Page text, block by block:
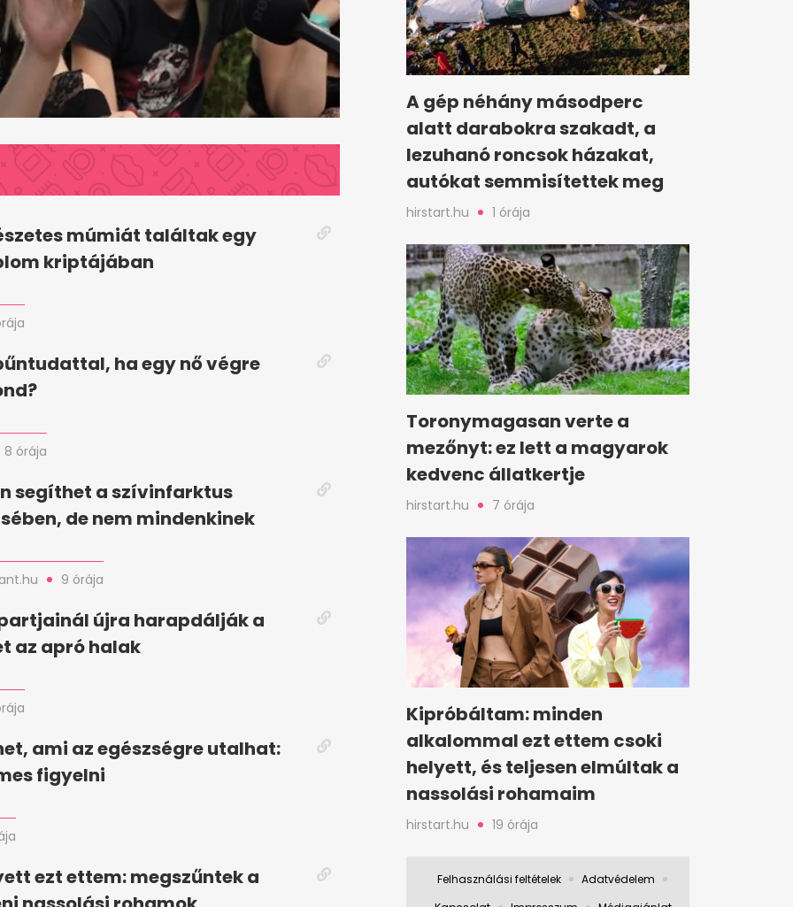
múmiát találtak egy
kriptájában
ha egy nő végre
8 órája
segíthet a szívinfarktus
de nem mindenkinek
9 órája
újra harapdálják a
az apró halak
ami az egészségre utalhat:
figyelni
ezt ettem: megszűntek a
A gép néhány másodperc
alatt darabokra szakadt, a
lezuhanó roncsok házakat,
autókat semmisítettek meg
hirstart.hu 1 órája
Toronymagasan verte a
mezőnyt: ez lett a magyarok
kedvenc állatkertje
hirstart.hu 7 órája
Kipróbáltam: minden
alkalommal ezt ettem csoki
helyett, és teljesen elmúltak a
nassolási rohamaim
hirstart.hu 19 órája
Felhasználási feltételek
Adatvédelem